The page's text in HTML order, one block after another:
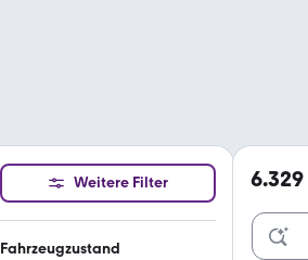
Weitere Filter
Fahrzeugzustand
6.329